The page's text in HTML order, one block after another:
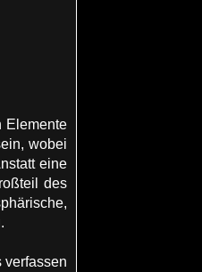
Elemente
wobei
eine
des
verfassen